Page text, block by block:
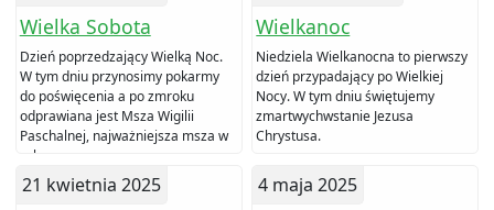
Wielka Sobota
Dzień poprzedzający Wielką Noc.
W tym dniu przynosimy pokarmy
do poświęcenia a po zmroku
odprawiana jest Msza Wigilii
Paschalnej, najważniejsza msza w
roku.
Wielkanoc
Niedziela Wielkanocna to pierwszy
dzień przypadający po Wielkiej
Nocy. W tym dniu świętujemy
zmartwychwstanie Jezusa
Chrystusa.
21 kwietnia 2025 4 maja 2025